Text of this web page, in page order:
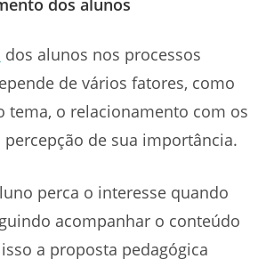
dos alunos
dos alunos nos processos
de vários fatores, como
tema, o relacionamento com os
percepção de sua importância.
perca o interesse quando
acompanhar o conteúdo
a proposta pedagógica